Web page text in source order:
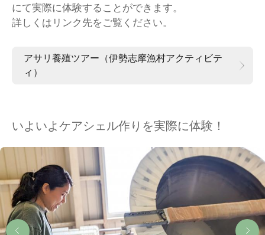
にて実際に体験することができます。
詳しくはリンク先をご覧ください。
アサリ養殖ツアー（伊勢志摩漁村アクティビテ
ィ）
いよいよケアシェル作りを実際に体験！